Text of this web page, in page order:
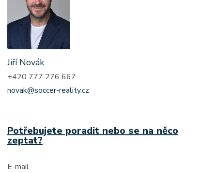
Jiří Novák
+420 777 276 667
novak@soccer-reality.cz
Potřebujete poradit nebo se na něco
zeptat?
E-mail